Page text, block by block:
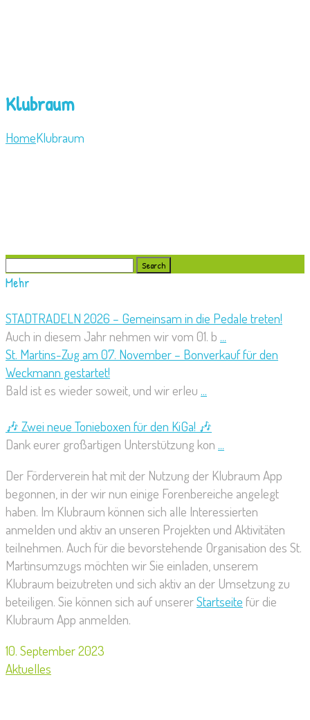
Klubraum
HomeKlubraum
Search
for:
Mehr
STADTRADELN 2026 – Gemeinsam in die Pedale treten!
Auch in diesem Jahr nehmen wir vom 01. b ...
St. Martins-Zug am 07. November – Bonverkauf für den
Weckmann gestartet!
Bald ist es wieder soweit, und wir erleu ...
🎶 Zwei neue Tonieboxen für den KiGa! 🎶
Dank eurer großartigen Unterstützung kon ...
Der Förderverein hat mit der Nutzung der Klubraum App
begonnen, in der wir nun einige Forenbereiche angelegt
haben. Im Klubraum können sich alle Interessierten
anmelden und aktiv an unseren Projekten und Aktivitäten
teilnehmen. Auch für die bevorstehende Organisation des St.
Martinsumzugs möchten wir Sie einladen, unserem
Klubraum beizutreten und sich aktiv an der Umsetzung zu
beteiligen. Sie können sich auf unsererStartseite für die
Klubraum App anmelden.
10. September 2023
Aktuelles